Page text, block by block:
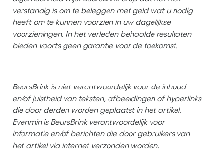
verstandig is om te beleggen met geld wat u nodig
heeft om te kunnen voorzien in uw dagelijkse
voorzieningen. In het verleden behaalde resultaten
bieden voorts geen garantie voor de toekomst.
BeursBrink is niet verantwoordelijk voor de inhoud
en/of juistheid van teksten, afbeeldingen of hyperlinks
die door derden worden geplaatst in het artikel.
Evenmin is BeursBrink verantwoordelijk voor
informatie en/of berichten die door gebruikers van
het artikel via internet verzonden worden.